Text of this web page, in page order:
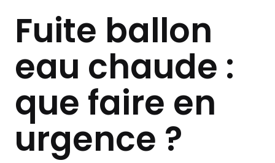
Fuite ballon
eau chaude :
que faire en
urgence ?